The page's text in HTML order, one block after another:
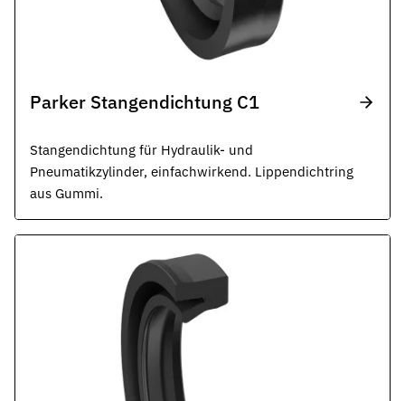
Parker Stangendichtung C1
Stangendichtung für Hydraulik- und
Pneumatikzylinder, einfachwirkend. Lippendichtring
aus Gummi.